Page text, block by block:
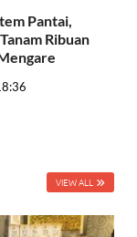
Pantai,
Ribuan
VIEW ALL